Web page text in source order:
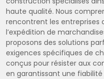
haute qualité. Nous
rencontrent les entreprises
l’expédition de
proposons des solutions
exigences spécifiques de
conçus pour résister aux
en garantissant une